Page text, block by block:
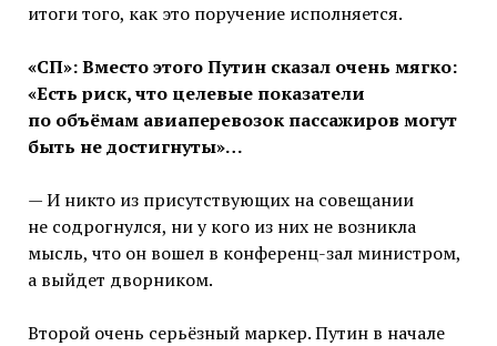
итоги того, как это поручение исполняется.
«СП»: Вместо этого Путин сказал очень мягко:
«Есть риск, что целевые показатели
по объёмам авиаперевозок пассажиров могут
быть не достигнуты»…
— И никто из присутствующих на совещании
не содрогнулся, ни у кого из них не возникла
мысль, что он вошел в конференц-зал министром,
а выйдет дворником.
Второй очень серьёзный маркер. Путин в начале